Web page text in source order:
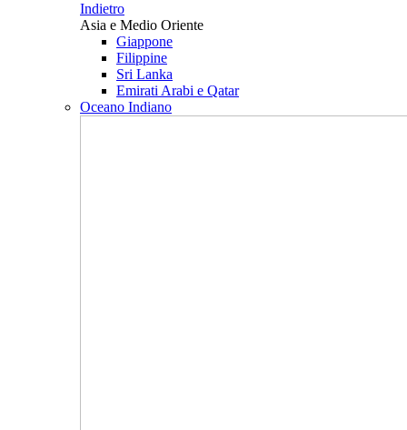
Indietro
Asia e Medio Oriente
Giappone
Filippine
Sri Lanka
Emirati Arabi e Qatar
Oceano Indiano